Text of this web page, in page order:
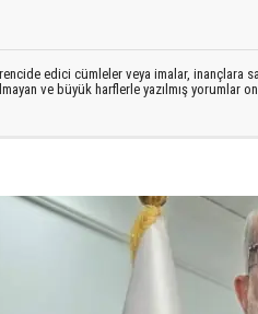
edici cümleler veya imalar, inançlara
ve büyük harflerle yazılmış yorumlar